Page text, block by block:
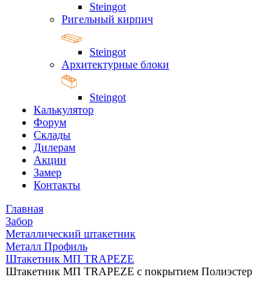
Steingot
Ригельный кирпич
Steingot
Архитектурные блоки
Steingot
Калькулятор
Форум
Склады
Дилерам
Акции
Замер
Контакты
Главная
Забор
Металлический штакетник
Металл Профиль
Штакетник МП TRAPEZE
Штакетник МП TRAPEZE с покрытием Полиэстер